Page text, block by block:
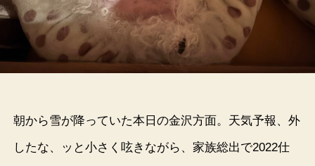
朝から雪が降っていた本日の金沢方面。天気予報、外
したな、ッと小さく呟きながら、家族総出で2022仕